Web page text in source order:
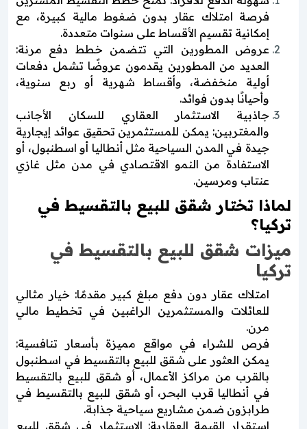
فرصة امتلاك عقار بدون ضغوط مالية كبيرة، مع
إمكانية تقسيم الأقساط على سنوات متعددة.
عروض المطورين التي تتضمن خطط دفع مرنة:
العديد من المطورين يقدمون عروضًا تشمل دفعات
أولية منخفضة، وأقساط شهرية أو ربع سنوية،
وأحيانًا بدون فوائد.
جاذبية الاستثمار العقاري للسكان الأجانب
والمغتربين: يمكن للمستثمرين تحقيق عوائد إيجارية
جيدة في المدن السياحية مثل أنطاليا أو اسطنبول، أو
الاستفادة من النمو الاقتصادي في مدن مثل غازي
عنتاب ومرسين.
لماذا تختار شقق للبيع بالتقسيط في
تركيا؟
ميزات شقق للبيع بالتقسيط في
تركيا
امتلاك عقار دون دفع مبلغ كبير مقدمًا: خيار مثالي
للعائلات والمستثمرين الراغبين في تخطيط مالي
مرن.
فرص للشراء في مواقع مميزة بأسعار تنافسية:
يمكن العثور على شقق للبيع بالتقسيط في اسطنبول
بالقرب من مراكز الأعمال، أو شقق للبيع بالتقسيط
في أنطاليا قرب البحر، أو شقق للبيع بالتقسيط في
طرابزون ضمن مشاريع سياحية جذابة.
استقرار القيمة العقارية: الاستثمار في شقق للبيع